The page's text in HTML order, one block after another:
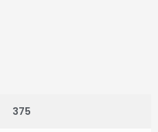
375